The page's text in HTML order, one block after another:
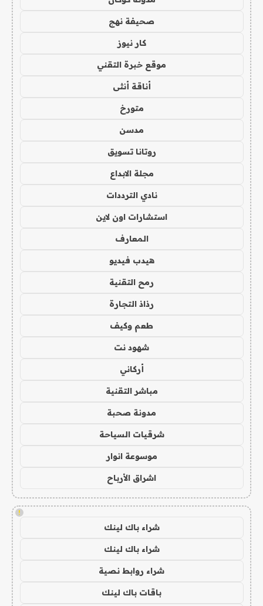
صحيفة نهج
كار نيوز
موقع خبرة التقني
أناقة أنثى
متورخ
مدسن
روتانا تسويق
مجلة الابداع
نادي الترددات
استشارات اون لاين
المعارف
هيدب فيديو
رمح التقنية
رذاذ التجارة
طعم وكيف
شهود نت
أركاني
مباشر التقنية
مدونة صحبة
شرقيات السياحة
موسوعة انوار
اشراق الأرباح
!
شراء باك لينك
شراء باك لينك
شراء روابط نصية
باقات باك لينك